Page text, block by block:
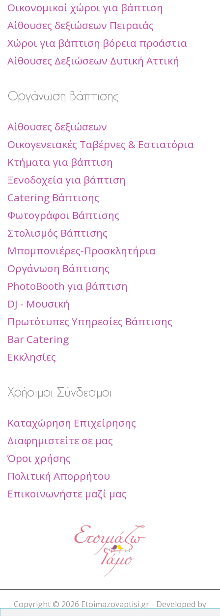
Οικονομικοί χώροι για βάπτιση
Αίθουσες δεξιώσεων Πειραιάς
Χώροι για βάπτιση βόρεια προάστια
Αίθουσες Δεξιώσεων Δυτική Αττική
Οργάνωση Βάπτισης
Αίθουσες δεξιώσεων
Οικογενειακές Ταβέρνες & Εστιατόρια
Κτήματα για βάπτιση
Ξενοδοχεία για βάπτιση
Catering Βάπτισης
Φωτογράφοι Βάπτισης
Στολισμός Βάπτισης
Μπομπονιέρες-Προσκλητήρια
Οργάνωση Βάπτισης
PhotoBooth για βάπτιση
DJ - Μουσική
Πρωτότυπες Υπηρεσίες Βάπτισης
Bar Catering
Εκκλησίες
Χρήσιμοι Σύνδεσμοι
Καταχώρηση Επιχείρησης
Διαφημιστείτε σε μας
Όροι χρήσης
Πολιτική Απορρήτου
Επικοινωνήστε μαζί μας
Copyright © 2026 Etoimazovaptisi.gr - Developed by